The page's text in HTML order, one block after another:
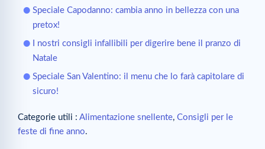
Speciale Capodanno: cambia anno in bellezza con una
pretox!
I nostri consigli infallibili per digerire bene il pranzo di
Natale
Speciale San Valentino: il menu che lo farà capitolare di
sicuro!
Categorie utili : Alimentazione snellente, Consigli per le
feste di fine anno.